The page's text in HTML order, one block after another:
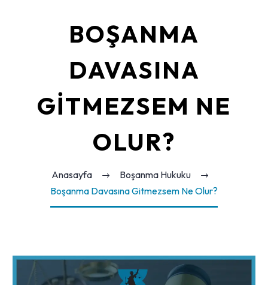
BOŞANMA
DAVASINA
GITMEZSEM NE
OLUR?
Anasayfa
Boşanma Hukuku
Boşanma Davasına Gitmezsem Ne Olur?